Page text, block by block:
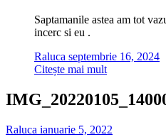
Saptamanile astea am tot
incerc si eu .
Raluca septembrie 16, 2024
Citește mai mult
Raluca ianuarie 5, 2022